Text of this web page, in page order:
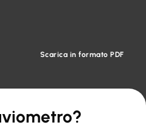
Scarica in formato PDF